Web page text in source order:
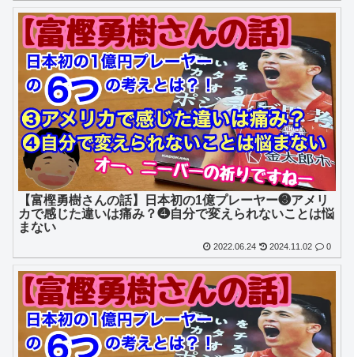
【富樫勇樹さんの話】日本初の1億プレーヤー❸アメリ
カで感じた違いは痛み？❹自分で変えられないことは悩
まない
2022.06.24 2024.11.02 0